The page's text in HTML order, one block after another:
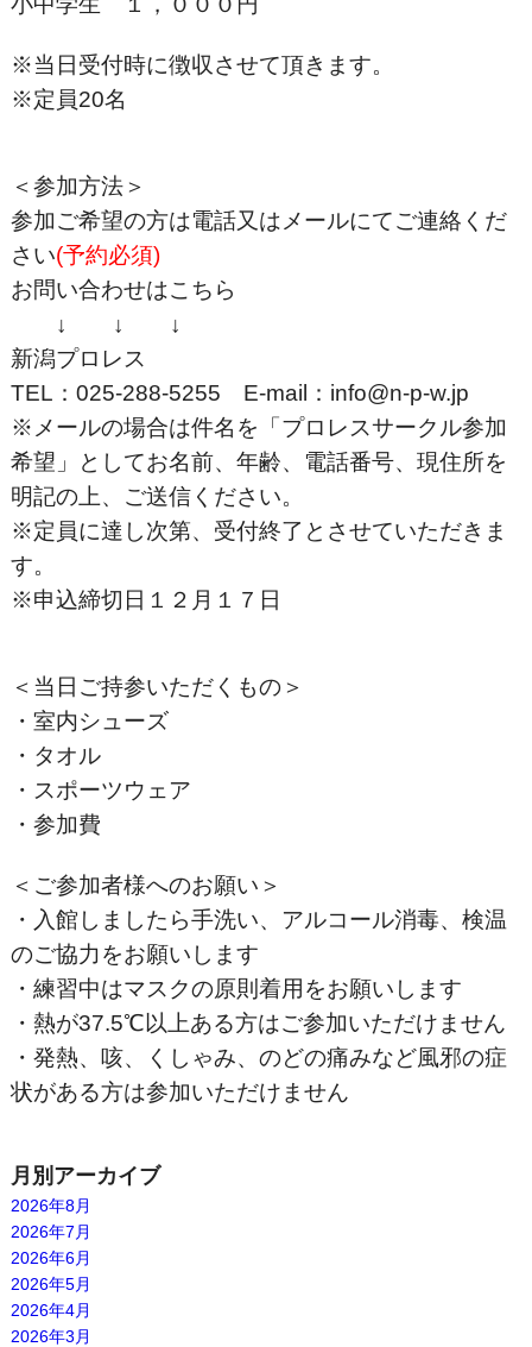
※当日受付時に徴収させて頂きます。
※定員20名
＜参加方法＞
参加ご希望の方は電話又はメールにてご連絡くだ
さい(予約必須)
お問い合わせはこちら
↓ ↓ ↓
新潟プロレス
TEL：025-288-5255 E-mail：info@n-p-w.jp
※メールの場合は件名を「プロレスサークル参加
希望」としてお名前、年齢、電話番号、現住所を
明記の上、ご送信ください。
※定員に達し次第、受付終了とさせていただきま
す。
※申込締切日１２月１７日
＜当日ご持参いただくもの＞
・室内シューズ
・タオル
・スポーツウェア
・参加費
＜ご参加者様へのお願い＞
・入館しましたら手洗い、アルコール消毒、検温
のご協力をお願いします
・練習中はマスクの原則着用をお願いします
・熱が37.5℃以上ある方はご参加いただけません
・発熱、咳、くしゃみ、のどの痛みなど風邪の症
状がある方は参加いただけません
月別アーカイブ
2026年8月
2026年7月
2026年6月
2026年5月
2026年4月
2026年3月